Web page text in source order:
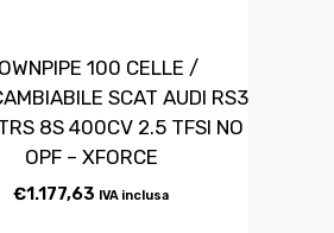
100 CELLE /
SCAT AUDI RS3
8S 400CV 2.5 TFSI NO
OPF – XFORCE
€1.177,63 IVA inclusa